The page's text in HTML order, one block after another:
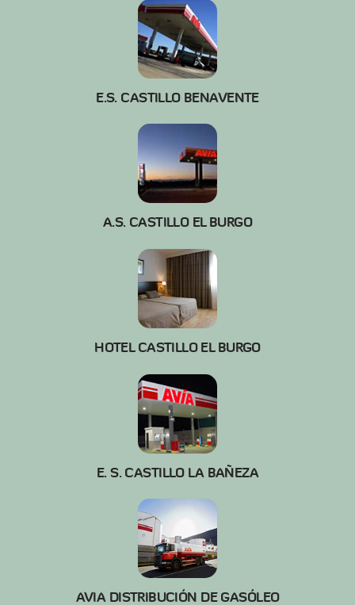
E.S. CASTILLO BENAVENTE
A.S. CASTILLO EL BURGO
HOTEL CASTILLO EL BURGO
E. S. CASTILLO LA BAÑEZA
AVIA DISTRIBUCIÓN DE GASÓLEO